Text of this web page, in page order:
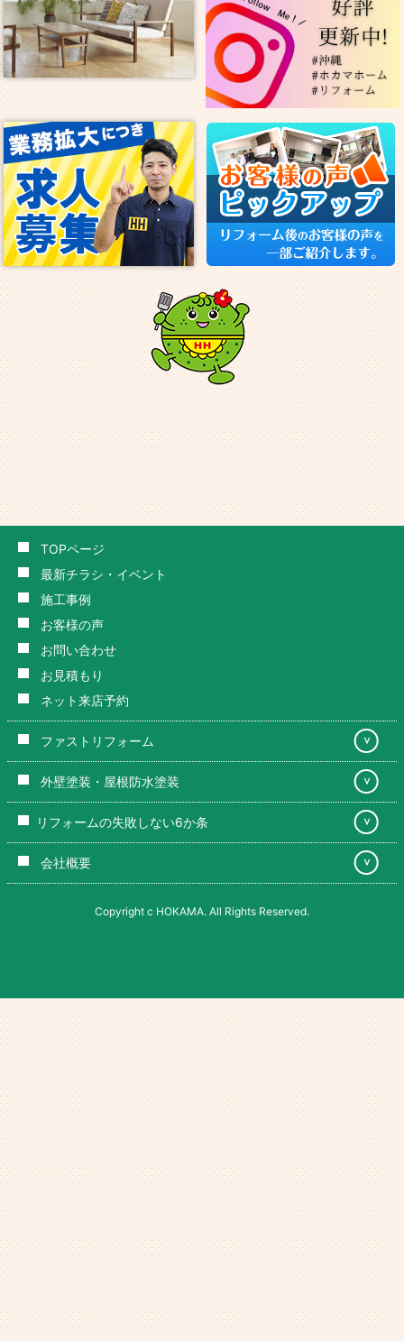
TOPページ
最新チラシ・イベント
施工事例
お客様の声
お問い合わせ
お見積もり
ネット来店予約
ファストリフォーム ＞
外壁塗装・屋根防水塗装 ＞
リフォームの失敗しない6か条 ＞
会社概要 ＞
Copyright c HOKAMA. All Rights Reserved.